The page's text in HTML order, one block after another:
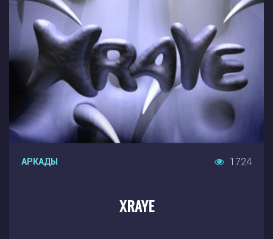
АРКАДЫ 1724
XRAYE